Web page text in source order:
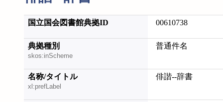
国立国会図書館典拠ID 00610738
典拠種別
skos:inScheme
普通件名
名称/タイトル
xl:prefLabel
俳諧--辞書